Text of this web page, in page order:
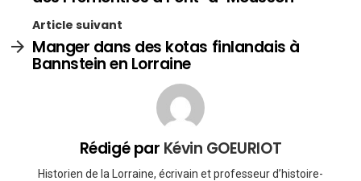
Article suivant
Manger dans des kotas finlandais à
Bannstein en Lorraine
Rédigé par Kévin GOEURIOT
Historien de la Lorraine, écrivain et professeur d’histoire-